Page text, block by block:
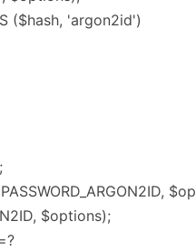
($hash, 'argon2id')
$options);